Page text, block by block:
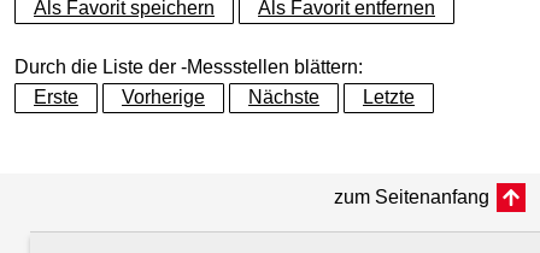
−
Als Favorit speichern Als Favorit entfernen
Durch die Liste der -Messstellen blättern:
Erste
Vorherige Nächste Letzte
zum Seitenanfang